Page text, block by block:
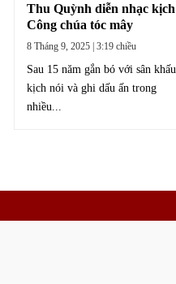
Thu Quỳnh diễn nhạc kịch
Công chúa tóc mây
8 Tháng 9, 2025 | 3:19 chiều
Sau 15 năm gắn bó với sân khấu
kịch nói và ghi dấu ấn trong
nhiều...